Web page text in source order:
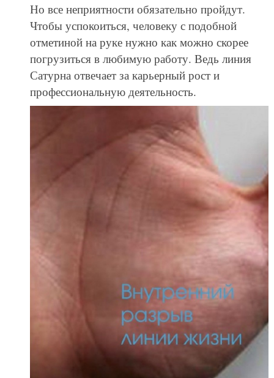
Но все неприятности обязательно пройдут.
Чтобы успокоиться, человеку с подобной
отметиной на руке нужно как можно скорее
погрузиться в любимую работу. Ведь линия
Сатурна отвечает за карьерный рост и
профессиональную деятельность.